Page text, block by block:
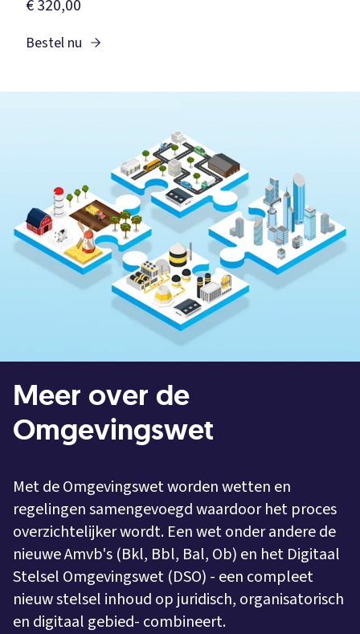
€ 320,00
Bestel nu
Meer over de
Omgevingswet
Met de Omgevingswet worden wetten en
regelingen samengevoegd waardoor het proces
overzichtelijker wordt. Een wet onder andere de
nieuwe Amvb's (Bkl, Bbl, Bal, Ob) en het Digitaal
Stelsel Omgevingswet (DSO) - een compleet
nieuw stelsel inhoud op juridisch, organisatorisch
en digitaal gebied- combineert.